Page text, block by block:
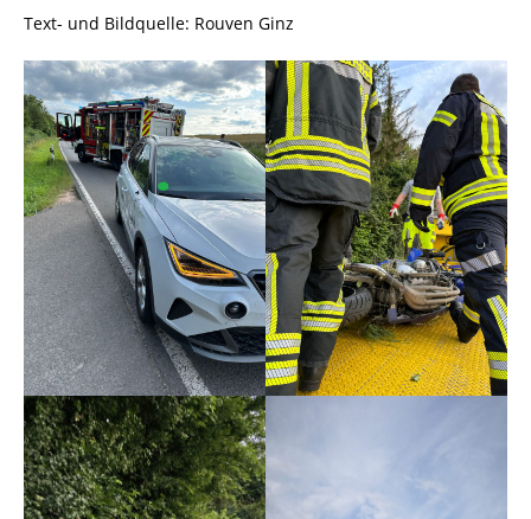
Text- und Bildquelle: Rouven Ginz